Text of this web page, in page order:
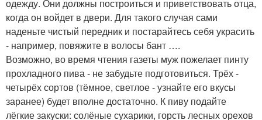
одежду. Они должны построиться и приветствовать отца,
когда он войдет в двери. Для такого случая сами
наденьте чистый передник и постарайтесь себя украсить
- например, повяжите в волосы бант ….
Возможно, во время чтения газеты муж пожелает пинту
прохладного пива - не забудьте подготовиться. Трёх -
четырёх сортов (тёмное, светлое - узнайте его вкусы
заранее) будет вполне достаточно. К пиву подайте
лёгкие закуски: солёные сухарики, горсть лесных орехов